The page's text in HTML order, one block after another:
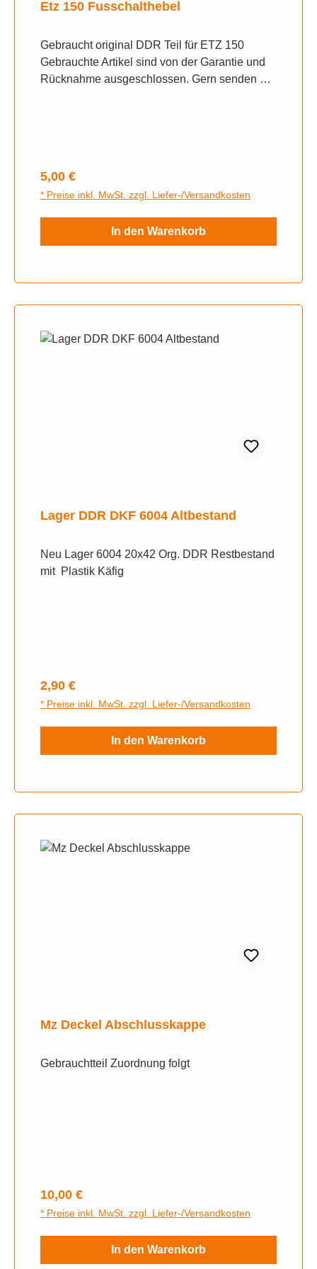
Etz 150 Fusschalthebel
Gebraucht original DDR Teil für ETZ 150
Gebrauchte Artikel sind von der Garantie und
Rücknahme ausgeschlossen. Gern senden wir
Regulärer Preis:
5,00 €
* Preise inkl. MwSt. zzgl. Liefer-/Versandkosten
In den Warenkorb
Lager DDR DKF 6004 Altbestand
Neu Lager 6004 20x42 Org. DDR Restbestand
mit Plastik Käfig
Regulärer Preis:
2,90 €
* Preise inkl. MwSt. zzgl. Liefer-/Versandkosten
In den Warenkorb
Mz Deckel Abschlusskappe
Gebrauchtteil Zuordnung folgt
Regulärer Preis:
10,00 €
* Preise inkl. MwSt. zzgl. Liefer-/Versandkosten
In den Warenkorb